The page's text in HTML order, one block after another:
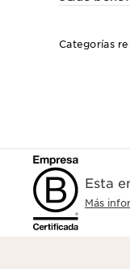
Categorías
Esta
Más